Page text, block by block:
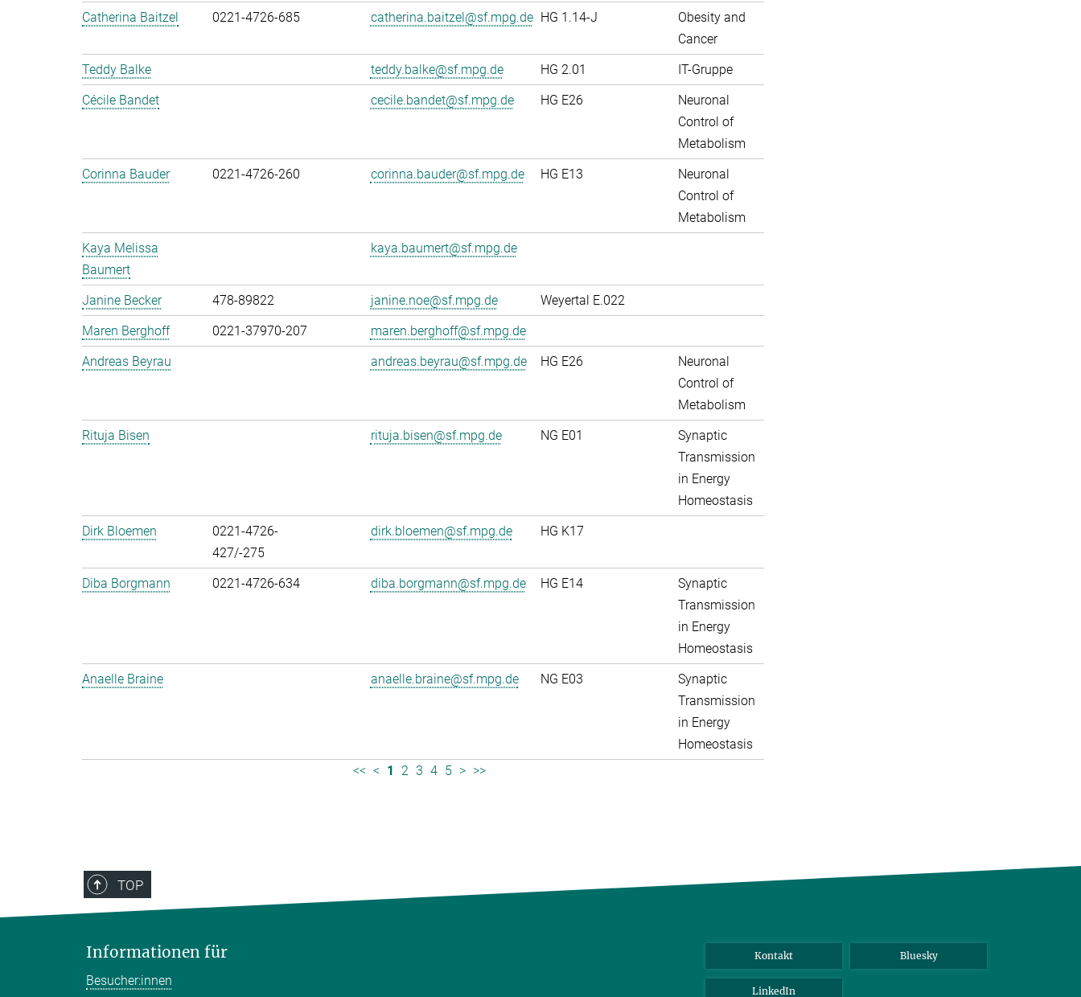
Catherina Baitzel
0221-4726-685 catherina.baitzel@sf.mpg.de HG 1.14-J
Obesity and
Cancer
Teddy Balke
teddy.balke@sf.mpg.de HG 2.01
IT-Gruppe
Cécile Bandet
cecile.bandet@sf.mpg.de HG E26
Neuronal
Control of
Metabolism
Corinna Bauder
0221-4726-260 corinna.bauder@sf.mpg.de HG E13
Neuronal
Control of
Metabolism
Kaya Melissa
Baumert
kaya.baumert@sf.mpg.de
Janine Becker 478-89822 janine.noe@sf.mpg.de
Weyertal E.022
Maren Berghoff
0221-37970-207
maren.berghoff@sf.mpg.de
Andreas Beyrau
andreas.beyrau@sf.mpg.de HG E26
Neuronal
Control of
Metabolism
Rituja Bisen
rituja.bisen@sf.mpg.de NG E01
Synaptic
Transmission
in Energy
Homeostasis
Dirk Bloemen
0221-4726-
427/-275
dirk.bloemen@sf.mpg.de HG K17
Diba Borgmann 0221-4726-634 diba.borgmann@sf.mpg.de HG E14
Synaptic
Transmission
in Energy
Homeostasis
Anaelle Braine
anaelle.braine@sf.mpg.de NG E03
Synaptic
Transmission
in Energy
Homeostasis
<< < 1 2 3 4 5 > >>
TOP
Informationen für
Besucher:innen
Kontakt Bluesky
LinkedIn